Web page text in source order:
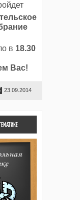
в 18.30
Вас!
23.09.2014